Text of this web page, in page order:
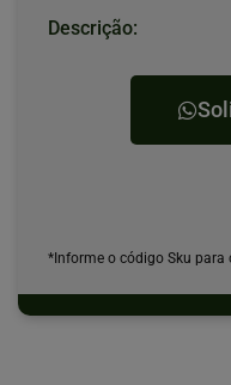
Descrição:
*Informe o código Sku